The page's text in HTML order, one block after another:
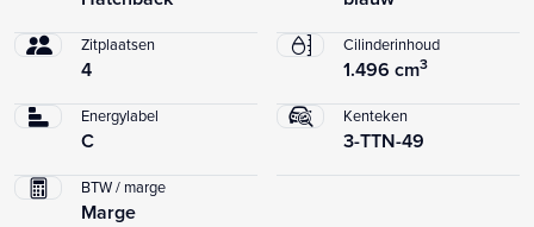
Zitplaatsen
4
Cilinderinhoud
1.496 cm3
Energylabel
C
Kenteken
3-TTN-49
BTW / marge
Marge